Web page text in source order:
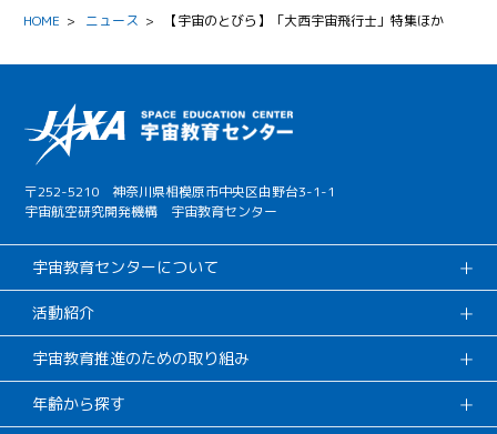
HOME > ニュース > 【宇宙のとびら】「大西宇宙飛行士」特集ほか
〒252-5210 神奈川県相模原市中央区由野台3-1-1
宇宙航空研究開発機構 宇宙教育センター
宇宙教育センターについて
活動紹介
宇宙教育推進のための取り組み
年齢から探す